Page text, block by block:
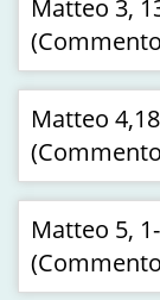
Matteo 3,
Matteo
Matteo 5,